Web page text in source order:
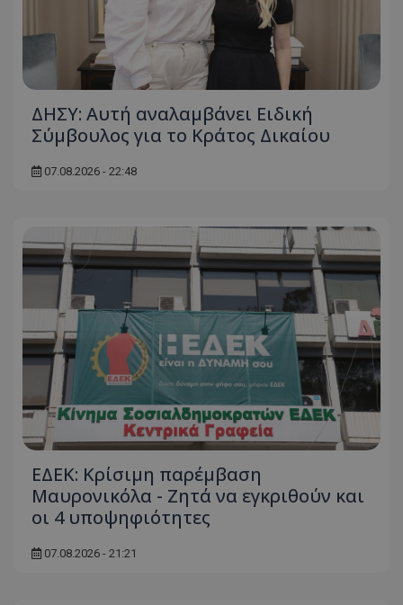
ΔΗΣΥ: Αυτή αναλαμβάνει Ειδική
Σύμβουλος για το Κράτος Δικαίου
07.08.2026 - 22:48
ΕΔΕΚ: Κρίσιμη παρέμβαση
Μαυρονικόλα - Ζητά να εγκριθούν και
οι 4 υποψηφιότητες
07.08.2026 - 21:21